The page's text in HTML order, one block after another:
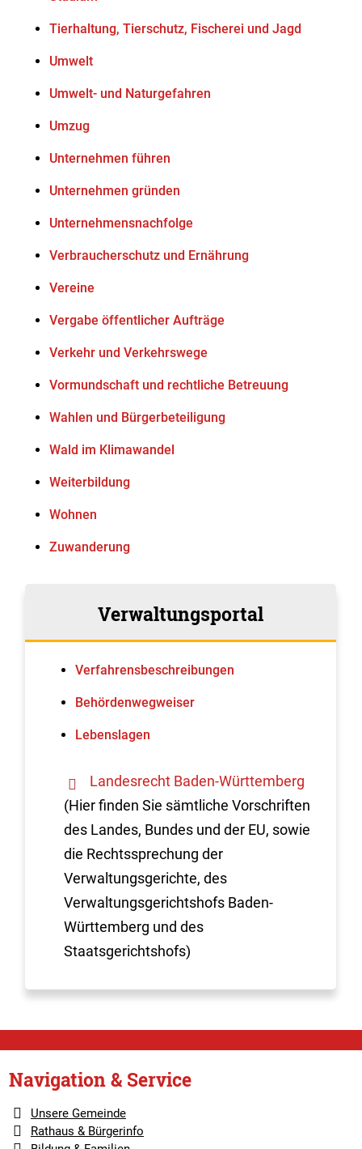
Tierhaltung, Tierschutz, Fischerei und Jagd
Umwelt
Umwelt- und Naturgefahren
Umzug
Unternehmen führen
Unternehmen gründen
Unternehmensnachfolge
Verbraucherschutz und Ernährung
Vereine
Vergabe öffentlicher Aufträge
Verkehr und Verkehrswege
Vormundschaft und rechtliche Betreuung
Wahlen und Bürgerbeteiligung
Wald im Klimawandel
Weiterbildung
Wohnen
Zuwanderung
Verwaltungsportal
Verfahrens­beschreibungen
Behördenwegweiser
Lebenslagen
Landesrecht Baden-Württemberg
(Hier finden Sie sämtliche Vorschriften
des Landes, Bundes und der EU, sowie
die Rechtssprechung der
Verwaltungsgerichte, des
Verwaltungsgerichtshofs Baden-
Württemberg und des
Staatsgerichtshofs)
Navigation & Service
Unsere Gemeinde
Rathaus & Bürgerinfo